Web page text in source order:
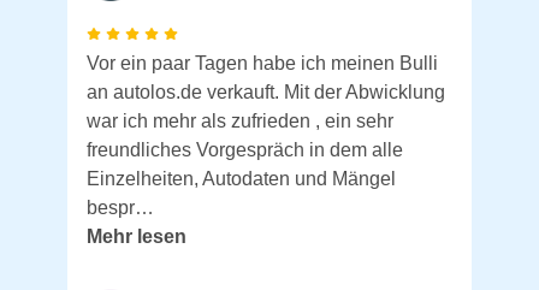
Vor ein paar Tagen habe ich meinen Bulli
an autolos.de verkauft. Mit der Abwicklung
war ich mehr als zufrieden , ein sehr
freundliches Vorgespräch in dem alle
Einzelheiten, Autodaten und Mängel
bespr…
Mehr lesen